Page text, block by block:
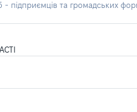
- підприємців та громадських